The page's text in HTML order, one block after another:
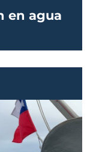
en agua